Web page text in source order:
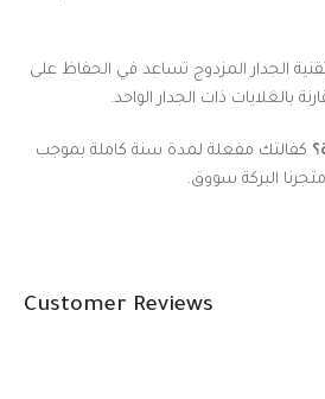
الجدار المزدوج تساعد في الحفاظ على
بالغلايات ذات الجدار الواحد.
كفالتك مفعلة لمدة سنة كاملة بموجب
البركة سووق.
Customer Reviews